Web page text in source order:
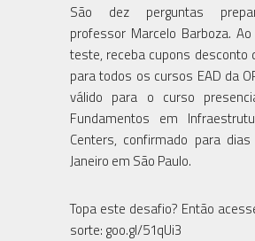
São dez perguntas
professor Marcelo Barboza.
teste, receba cupons desconto
para todos os cursos EAD da
válido para o curso
Fundamentos em
Centers, confirmado para
Janeiro em São Paulo.
Topa este desafio? Então
sorte: goo.gl/51qUi3